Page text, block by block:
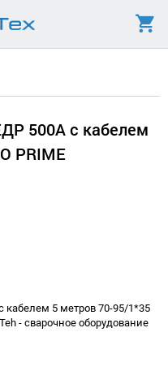
500А с кабелем
PRIME